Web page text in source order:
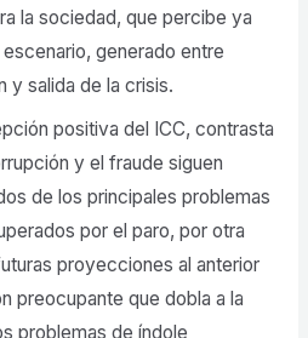
la sociedad, que percibe ya
generado entre
y salida de la crisis.
positiva del ICC, contrasta
y el fraude siguen
de los principales problemas
por el paro, por otra
proyecciones al anterior
preocupante que dobla a la
problemas de índole